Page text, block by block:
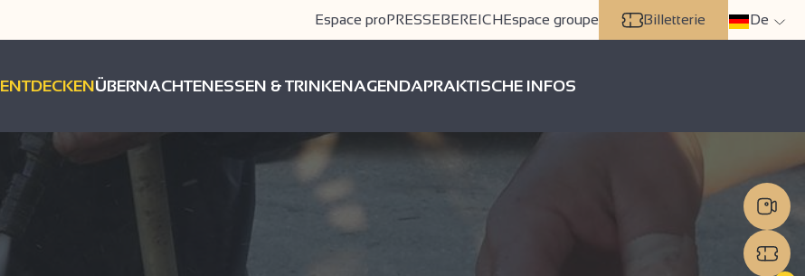
Espace proPRESSEBEREICHEspace groupe Billetterie De
ENTDECKENÜBERNACHTENESSEN & TRINKENAGENDAPRAKTISCHE INFOS